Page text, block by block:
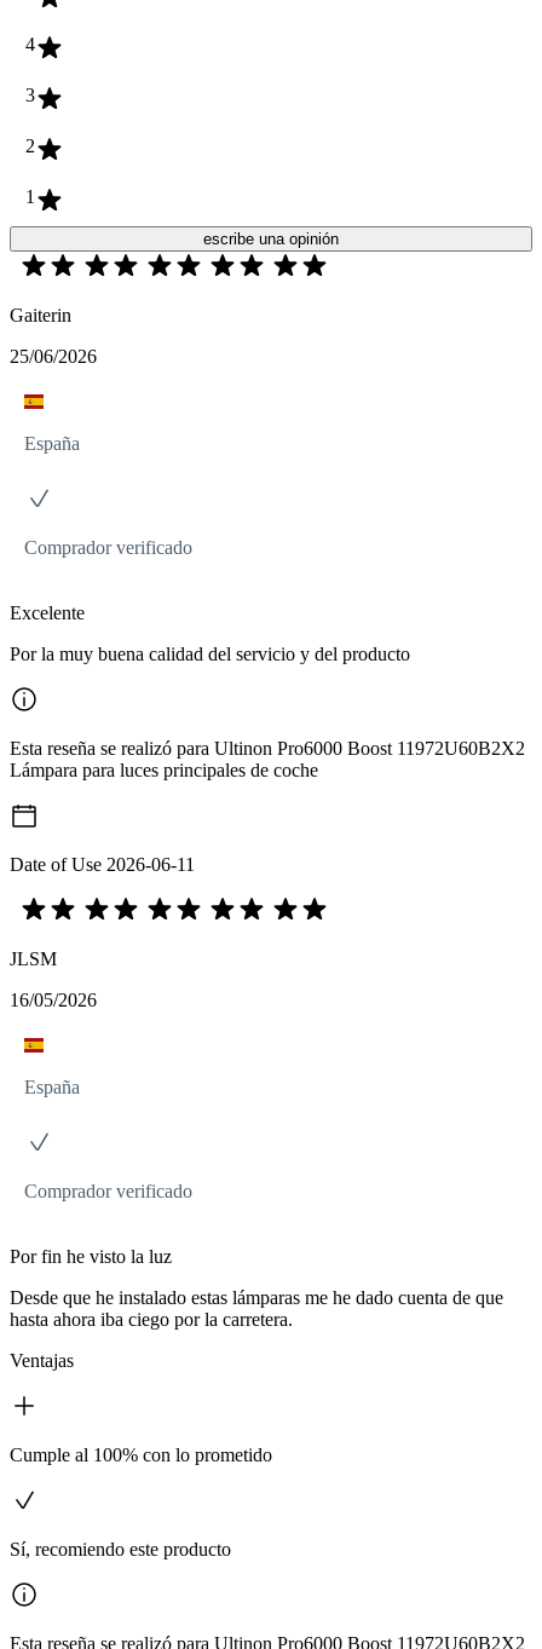
4
3
2
1
escribe una opinión
Gaiterin
25/06/2026
España
Comprador verificado
Excelente
Por la muy buena calidad del servicio y del producto
Esta reseña se realizó para Ultinon Pro6000 Boost 11972U60B2X2
Lámpara para luces principales de coche
Date of Use 2026-06-11
JLSM
16/05/2026
España
Comprador verificado
Por fin he visto la luz
Desde que he instalado estas lámparas me he dado cuenta de que
hasta ahora iba ciego por la carretera.
Ventajas
Cumple al 100% con lo prometido
Sí, recomiendo este producto
Esta reseña se realizó para Ultinon Pro6000 Boost 11972U60B2X2